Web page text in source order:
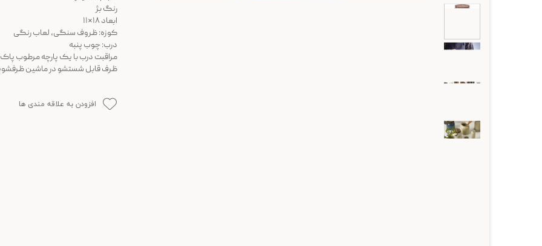
رنگ بژ
ابعاد ۱۸*۱۱
کوزه: ظروف سنگی، لعاب رنگی
درب: چوب پنبه
مراقبت درب با یک پارچه مرطوب
ظرف قابل شستشو در ماشین
افزودن به علاقه مندی ها